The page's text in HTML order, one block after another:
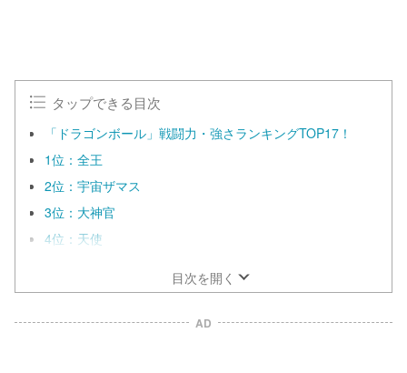
タップできる目次
「ドラゴンボール」戦闘力・強さランキングTOP17！
1位：全王
2位：宇宙ザマス
3位：大神官
4位：天使
目次を開く
AD